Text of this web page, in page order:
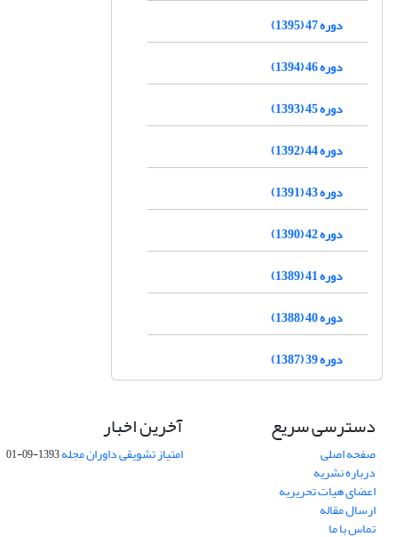
دوره 47 (1395)
دوره 46 (1394)
دوره 45 (1393)
دوره 44 (1392)
دوره 43 (1391)
دوره 42 (1390)
دوره 41 (1389)
دوره 40 (1388)
دوره 39 (1387)
دسترسی سریع
صفحه اصلی
درباره نشریه
اعضای هیات تحریریه
ارسال مقاله
تماس با ما
آخرین اخبار
امتیاز تشویقی داوران مجله1393-09-01